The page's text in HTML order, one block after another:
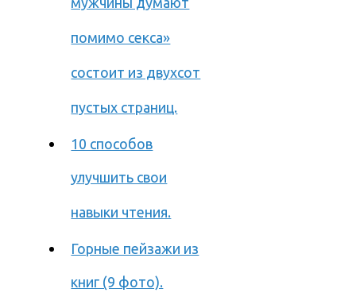
мужчины думают
помимо секса»
состоит из двухсот
пустых страниц.
10 способов
улучшить свои
навыки чтения.
Горные пейзажи из
книг (9 фото).